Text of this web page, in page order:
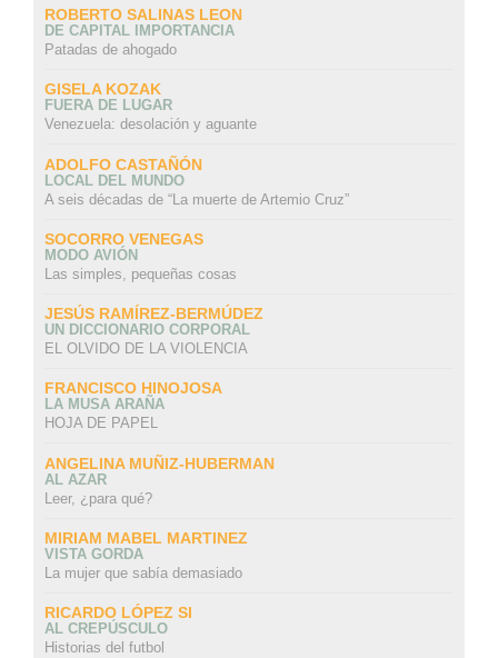
ROBERTO SALINAS LEON
DE CAPITAL IMPORTANCIA
Patadas de ahogado
GISELA KOZAK
FUERA DE LUGAR
Venezuela: desolación y aguante
ADOLFO CASTAÑÓN
LOCAL DEL MUNDO
A seis décadas de “La muerte de Artemio Cruz”
SOCORRO VENEGAS
MODO AVIÓN
Las simples, pequeñas cosas
JESÚS RAMÍREZ-BERMÚDEZ
UN DICCIONARIO CORPORAL
EL OLVIDO DE LA VIOLENCIA
FRANCISCO HINOJOSA
LA MUSA ARAÑA
HOJA DE PAPEL
ANGELINA MUÑIZ-HUBERMAN
AL AZAR
Leer, ¿para qué?
MIRIAM MABEL MARTINEZ
VISTA GORDA
La mujer que sabía demasiado
RICARDO LÓPEZ SI
AL CREPÚSCULO
Historias del futbol